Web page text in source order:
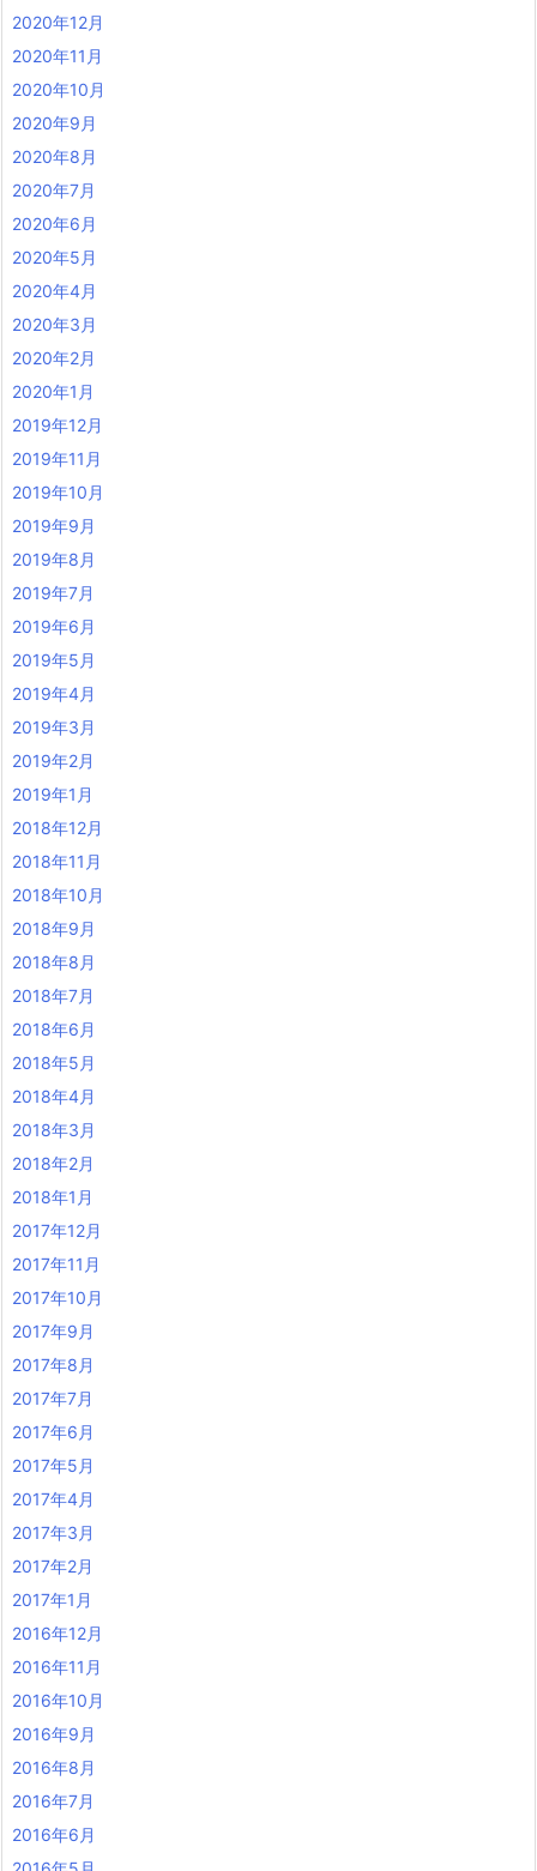
2020年12月
2020年11月
2020年10月
2020年9月
2020年8月
2020年7月
2020年6月
2020年5月
2020年4月
2020年3月
2020年2月
2020年1月
2019年12月
2019年11月
2019年10月
2019年9月
2019年8月
2019年7月
2019年6月
2019年5月
2019年4月
2019年3月
2019年2月
2019年1月
2018年12月
2018年11月
2018年10月
2018年9月
2018年8月
2018年7月
2018年6月
2018年5月
2018年4月
2018年3月
2018年2月
2018年1月
2017年12月
2017年11月
2017年10月
2017年9月
2017年8月
2017年7月
2017年6月
2017年5月
2017年4月
2017年3月
2017年2月
2017年1月
2016年12月
2016年11月
2016年10月
2016年9月
2016年8月
2016年7月
2016年6月